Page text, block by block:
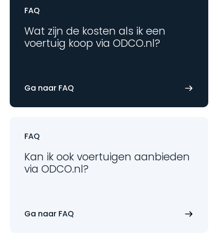
FAQ
Wat zijn de kosten als ik een
voertuig koop via ODCO.nl?
Ga naar FAQ
FAQ
Kan ik ook voertuigen aanbieden
via ODCO.nl?
Ga naar FAQ